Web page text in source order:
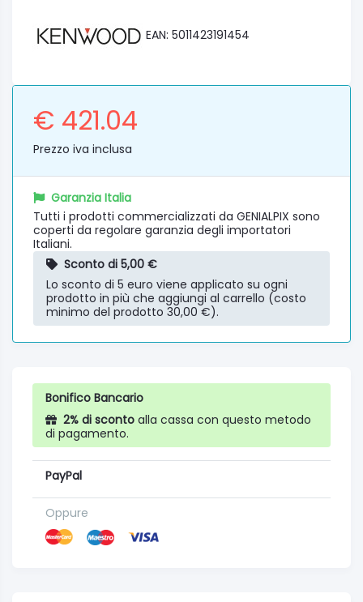
EAN: 5011423191454
€ 421.04
Prezzo iva inclusa
Garanzia Italia
Tutti i prodotti commercializzati da GENIALPIX sono
coperti da regolare garanzia degli importatori
Italiani.
Sconto di 5,00 €
Lo sconto di 5 euro viene applicato su ogni
prodotto in più che aggiungi al carrello (costo
minimo del prodotto 30,00 €).
Bonifico Bancario
2% di sconto alla cassa con questo metodo
di pagamento.
PayPal
Oppure